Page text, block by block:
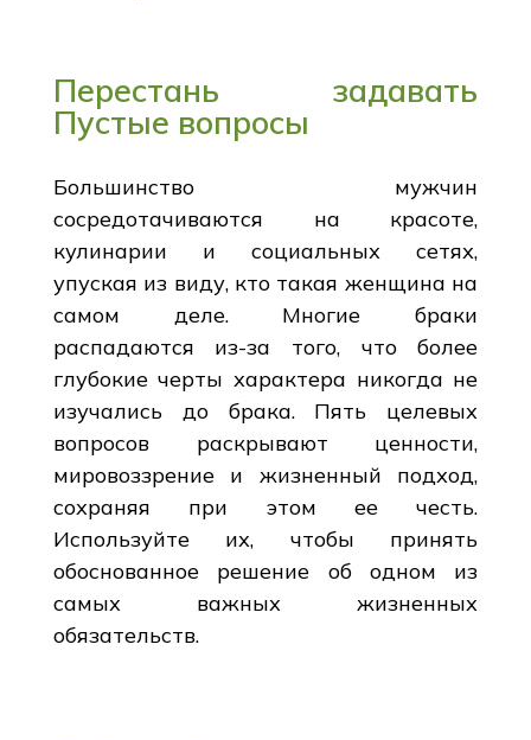
Перестань задавать
Пустые вопросы
Большинство мужчин
сосредотачиваются на красоте,
кулинарии и социальных сетях,
упуская из виду, кто такая женщина на
самом деле. Многие браки
распадаются из-за того, что более
глубокие черты характера никогда не
изучались до брака. Пять целевых
вопросов раскрывают ценности,
мировоззрение и жизненный подход,
сохраняя при этом ее честь.
Используйте их, чтобы принять
обоснованное решение об одном из
самых важных жизненных
обязательств.